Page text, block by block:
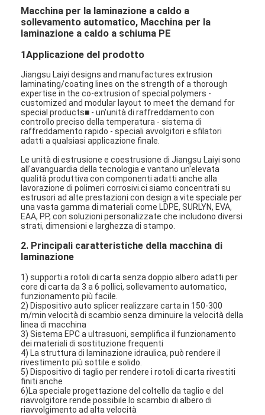
Macchina per la laminazione a caldo a
sollevamento automatico, Macchina per la
laminazione a caldo a schiuma PE
1Applicazione del prodotto
Jiangsu Laiyi designs and manufactures extrusion
laminating/coating lines on the strength of a thorough
expertise in the co-extrusion of special polymers -
customized and modular layout to meet the demand for
special products■ - un'unità di raffreddamento con
controllo preciso della temperatura - sistema di
raffreddamento rapido - speciali avvolgitori e sfilatori
adatti a qualsiasi applicazione finale.
Le unità di estrusione e coestrusione di Jiangsu Laiyi sono
all'avanguardia della tecnologia e vantano un'elevata
qualità produttiva con componenti adatti anche alla
lavorazione di polimeri corrosivi.ci siamo concentrati su
estrusori ad alte prestazioni con design a vite speciale per
una vasta gamma di materiali come LDPE, SURLYN, EVA,
EAA, PP, con soluzioni personalizzate che includono diversi
strati, dimensioni e larghezza di stampo.
2. Principali caratteristiche della macchina di
laminazione
1) supporti a rotoli di carta senza doppio albero adatti per
core di carta da 3 a 6 pollici, sollevamento automatico,
funzionamento più facile.
2) Dispositivo auto splicer realizzare carta in 150-300
m/min velocità di scambio senza diminuire la velocità della
linea di macchina
3) Sistema EPC a ultrasuoni, semplifica il funzionamento
dei materiali di sostituzione frequenti
4) La struttura di laminazione idraulica, può rendere il
rivestimento più sottile e solido.
5) Dispositivo di taglio per rendere i rotoli di carta rivestiti
finiti anche
6)La speciale progettazione del coltello da taglio e del
riavvolgitore rende possibile lo scambio di albero di
riavvolgimento ad alta velocità